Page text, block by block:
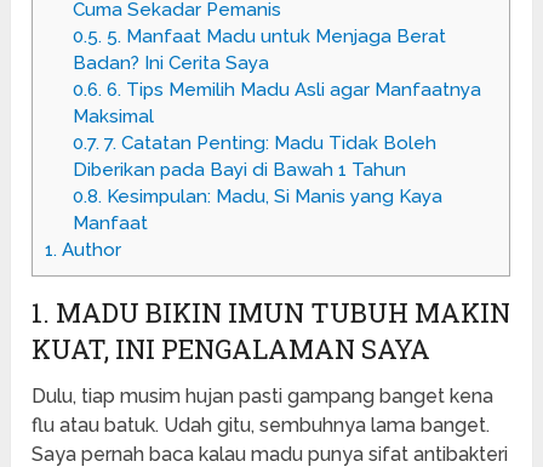
Cuma Sekadar Pemanis
0.5.5. Manfaat Madu untuk Menjaga Berat
Badan? Ini Cerita Saya
0.6.6. Tips Memilih Madu Asli agar Manfaatnya
Maksimal
0.7.7. Catatan Penting: Madu Tidak Boleh
Diberikan pada Bayi di Bawah 1 Tahun
0.8.Kesimpulan: Madu, Si Manis yang Kaya
Manfaat
1. Author
1. MADU BIKIN IMUN TUBUH MAKIN
KUAT, INI PENGALAMAN SAYA
Dulu, tiap musim hujan pasti gampang banget kena
flu atau batuk. Udah gitu, sembuhnya lama banget.
Saya pernah baca kalau madu punya sifat antibakteri